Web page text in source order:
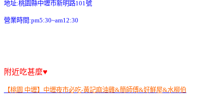
地址:桃園縣中壢市新明路101 號
營業時間:pm5:30~am12:30
附近吃甚麼♥
【桃園 中壢】中壢夜市必吃-黃記麻油雞&簡師傅&好鮮屋&水柳伯